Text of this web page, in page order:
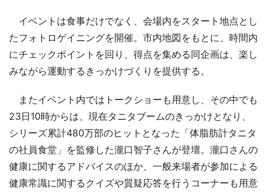
イベントは食事だけでなく、会場内をスタート地点とし
たフォトロゲイニングを開催。市内地図をもとに、時間内
にチェックポイントを回り、得点を集める同企画は、楽し
みながら運動するきっかけづくりを提供する。
またイベント内ではトークショーも用意し、その中でも
23日10時からは、現在タニタブームのきっかけとなり、
シリーズ累計480万部のヒットとなった「体脂肪計タニタ
の社員食堂」を監修した瀧口智子さんが登壇。瀧口さんの
健康に関するアドバイスのほか、一般来場者が参加による
健康常識に関するクイズや質疑応答を行うコーナーも用意